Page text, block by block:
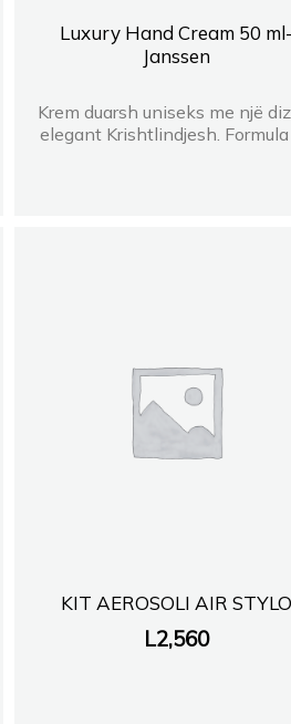
Luxury Hand Cream 50 ml-
Janssen
Krem duarsh uniseks me një
elegant Krishtlindjesh. Formula
KIT AEROSOLI AIR STYLO
L2,560